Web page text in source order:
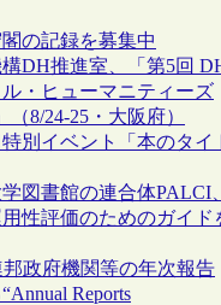
の記録を募集中
DH推進室、「第5回
・ヒューマニティーズ
8/24-25・大阪府）
別イベント「本のタイ
図書館の連合体PALCI、
性評価のためのガイド
政府機関等の年次報告
Reports